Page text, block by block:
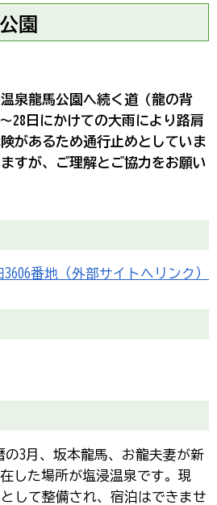
園
泉龍馬公園へ続く道（龍の背
28日にかけての大雨により路肩
があるため通行止めとしていま
すが、ご理解とご協力をお願い
番地（外部サイトへリンク）
の3月、坂本龍馬、お龍夫妻が新
した場所が塩浸温泉です。現
して整備され、宿泊はできませ